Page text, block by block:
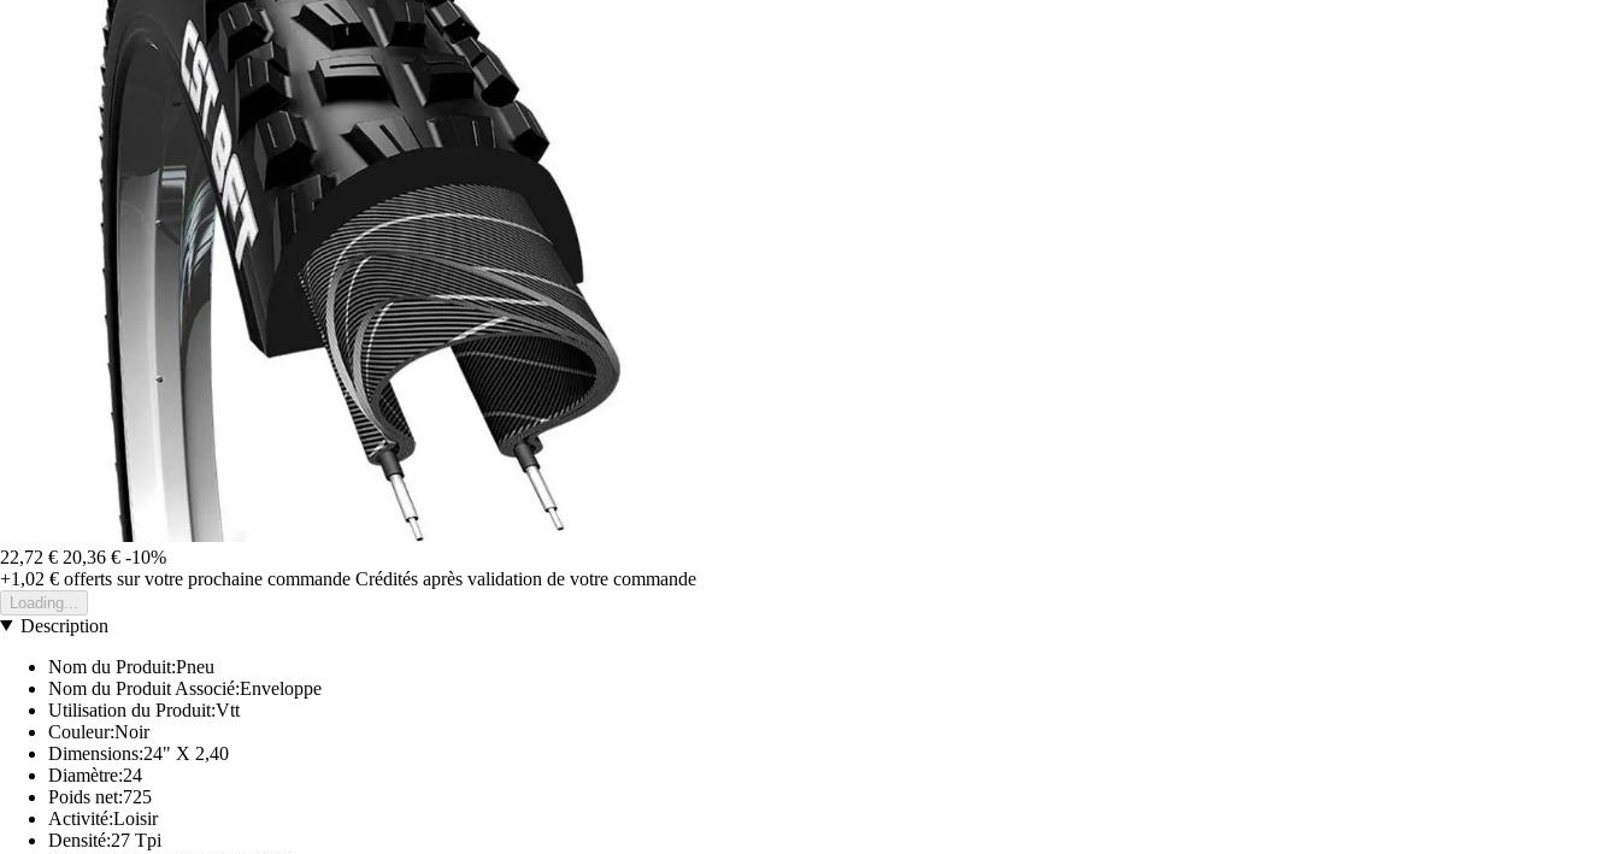
22,72 € 20,36 € -10%
+1,02 € offerts sur votre prochaine commande Crédités après validation de votre commande
Loading...
Description
Nom du Produit:Pneu
Nom du Produit Associé:Enveloppe
Utilisation du Produit:Vtt
Couleur:Noir
Dimensions:24" X 2,40
Diamètre:24
Poids net:725
Activité:Loisir
Densité:27 Tpi